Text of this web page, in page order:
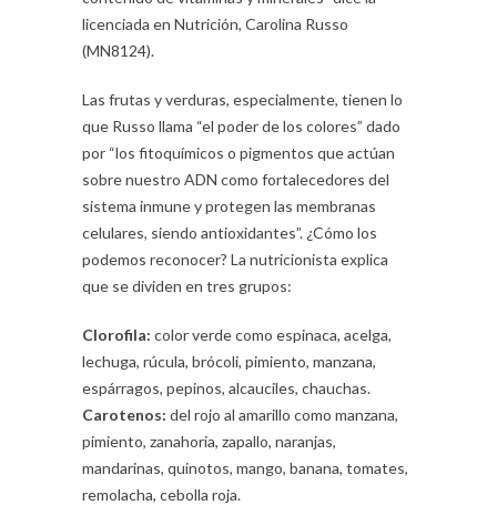
licenciada en Nutrición, Carolina Russo
(MN8124).
Las frutas y verduras, especialmente, tienen lo
que Russo llama “el poder de los colores” dado
por “los fitoquímicos o pigmentos que actúan
sobre nuestro ADN como fortalecedores del
sistema inmune y protegen las membranas
celulares, siendo antioxidantes”. ¿Cómo los
podemos reconocer? La nutricionista explica
que se dividen en tres grupos:
Clorofila: color verde como espinaca, acelga,
lechuga, rúcula, brócoli, pimiento, manzana,
espárragos, pepinos, alcauciles, chauchas.
Carotenos: del rojo al amarillo como manzana,
pimiento, zanahoria, zapallo, naranjas,
mandarinas, quinotos, mango, banana, tomates,
remolacha, cebolla roja.